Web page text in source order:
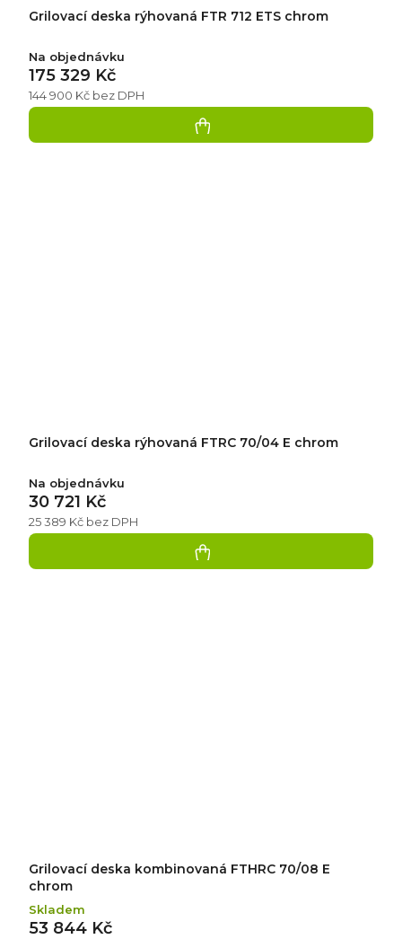
Grilovací deska rýhovaná FTR 712 ETS chrom
Na objednávku
144 900 Kč bez DPH
175 329 Kč
Grilovací deska rýhovaná FTRC 70/04 E chrom
Na objednávku
25 389 Kč bez DPH
30 721 Kč
Grilovací deska kombinovaná FTHRC 70/08 E
chrom
Skladem
53 844 Kč